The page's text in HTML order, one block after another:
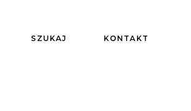
SZUKAJ KONTAKT